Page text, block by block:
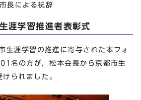
る祝辞
涯学習推進者表彰式
涯学習の推進に寄与された本フォ
名の方が，松本会長から京都市生
られました。